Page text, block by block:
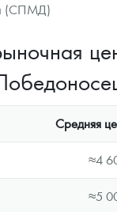
(СПМД)
Средняя
≈4
≈5